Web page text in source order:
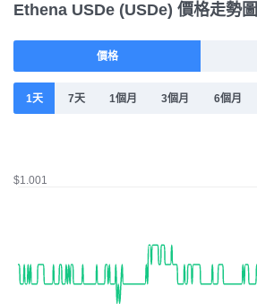
Ethena USDe (USDe) 價格走勢圖
價格
1天 7天 1個月 3個月 6個月